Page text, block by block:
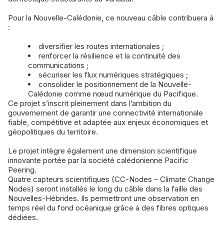
Pour la Nouvelle-Calédonie, ce nouveau câble contribuera à
:
diversifier les routes internationales ;
renforcer la résilience et la continuité des
communications ;
sécuriser les flux numériques stratégiques ;
consolider le positionnement de la Nouvelle-
Calédonie comme nœud numérique du Pacifique.
Ce projet s’inscrit pleinement dans l’ambition du
gouvernement de garantir une connectivité internationale
fiable, compétitive et adaptée aux enjeux économiques et
géopolitiques du territoire.
Le projet intègre également une dimension scientifique
innovante portée par la société calédonienne Pacific
Peering.
Quatre capteurs scientifiques (CC-Nodes – Climate Change
Nodes) seront installés le long du câble dans la faille des
Nouvelles-Hébrides. Ils permettront une observation en
temps réel du fond océanique grâce à des fibres optiques
dédiées.